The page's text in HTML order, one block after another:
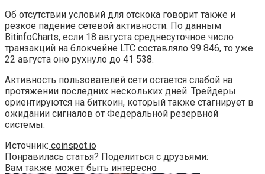
Об отсутствии условий для отскока говорит также и
резкое падение сетевой активности. По данным
BitinfoCharts, если 18 августа среднесуточное число
транзакций на блокчейне LTC составляло 99 846, то уже
22 августа оно рухнуло до 41 538.
Активность пользователей сети остается слабой на
протяжении последних нескольких дней. Трейдеры
ориентируются на биткоин, который также стагнирует в
ожидании сигналов от Федеральной резервной
системы.
Источник: coinspot.io
Понравилась статья? Поделиться с друзьями:
Вам также может быть интересно